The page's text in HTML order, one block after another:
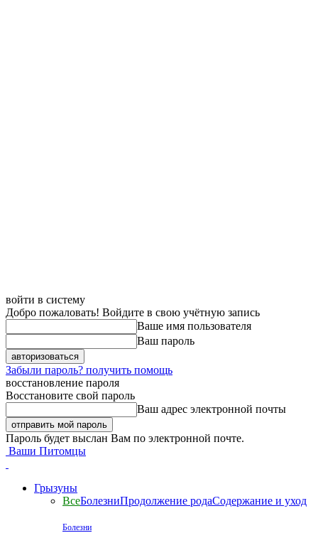
войти в систему
Добро пожаловать! Войдите в свою учётную запись
Ваше имя пользователя
Ваш пароль
Забыли пароль? получить помощь
восстановление пароля
Восстановите свой пароль
Ваш адрес электронной почты
Пароль будет выслан Вам по электронной почте.
Ваши Питомцы
Грызуны
ВсеБолезниПродолжение родаСодержание и уход
Болезни